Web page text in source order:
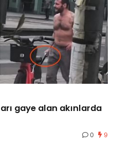
gaye alan akınlarda
0 9